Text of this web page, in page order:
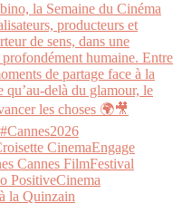
la Quinzain